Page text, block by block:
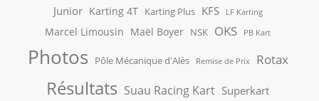
Junior Karting 4T Karting Plus KFS LF Karting
Marcel Limousin Maël Boyer NSK OKS PB Kart
Photos Pôle Mécanique d'Alès Remise de Prix Rotax
Résultats Suau Racing Kart Superkart